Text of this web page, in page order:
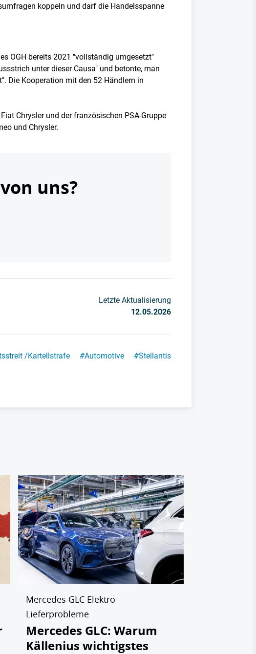
koppeln und darf die Handelsspanne
OGH bereits 2021 "vollständig umgesetzt"
unter dieser Causa" und betonte, man
Die Kooperation mit den 52 Händlern in
Chrysler und der französischen PSA-Gruppe
und Chrysler.
uns?
Letzte Aktualisierung
12.05.2026
/Kartellstrafe #Automotive #Stellantis
Mercedes GLC Elektro
Lieferprobleme
Mercedes GLC: Warum
Källenius wichtigstes